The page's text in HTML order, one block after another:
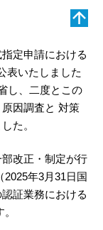
定申請における
表いたしました
し、二度とこの
因調査と 対策
た。
改正・制定が行
年3月31日国
証業務における